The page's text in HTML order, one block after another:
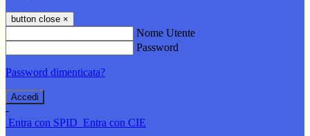
button close ×
Nome Utente
Password
Password dimenticata?
-
Entra con SPID Entra con CIE